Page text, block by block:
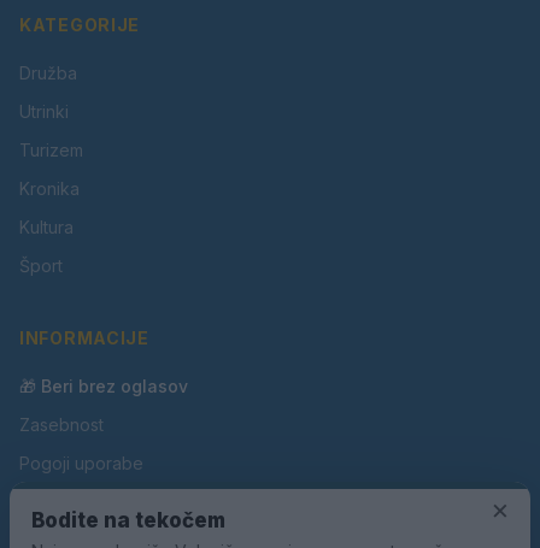
KATEGORIJE
Družba
Utrinki
Turizem
Kronika
Kultura
Šport
INFORMACIJE
🎁 Beri brez oglasov
Zasebnost
Pogoji uporabe
Oglaševanje
×
Bodite na tekočem